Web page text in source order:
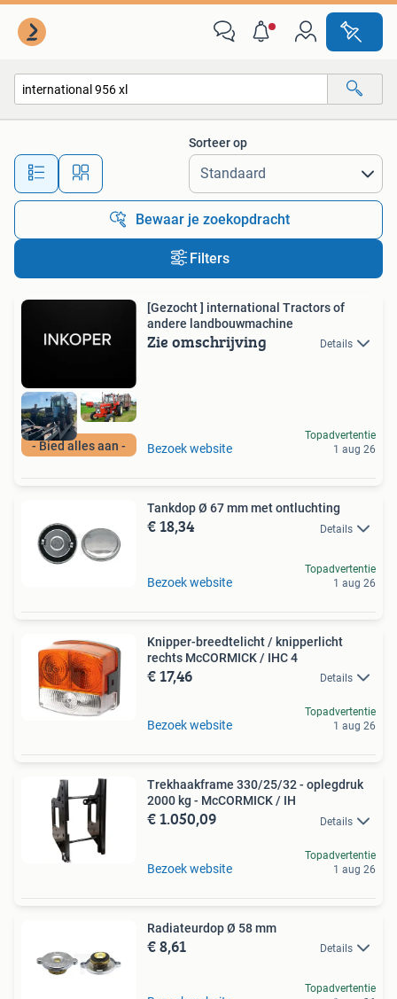
Alle afstanden…
Sorteer op
Bewaar je zoekopdracht
Filters
- Bied alles aan -
[Gezocht ] international Tractors of
andere landbouwmachine
Zie omschrijving Details
Bezoek website
Topadvertentie
1 aug 26
Tankdop Ø 67 mm met ontluchting
€ 18,34 Details
Bezoek website
Topadvertentie
1 aug 26
Knipper-breedtelicht / knipperlicht
rechts McCORMICK / IHC 4
€ 17,46 Details
Bezoek website
Topadvertentie
1 aug 26
Trekhaakframe 330/25/32 - oplegdruk
2000 kg - McCORMICK / IH
€ 1.050,09 Details
Bezoek website
Topadvertentie
1 aug 26
Radiateurdop Ø 58 mm
€ 8,61 Details
Topadvertentie